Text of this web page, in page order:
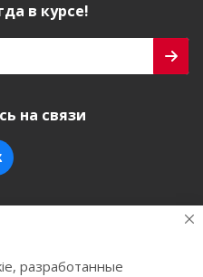
в курсе!
на связи
разработанные